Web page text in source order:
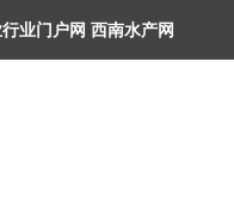
业门户网 ​西南水产网
！